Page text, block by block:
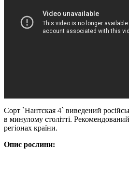
Сорт `Нантская 4` виведений
в минулому столітті.
регіонах країни.
Опис рослини: